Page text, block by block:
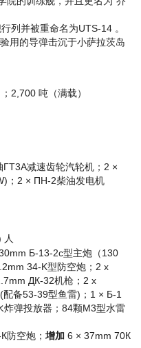
并被重命名为UTS-14 。
用的导弹击沉于小萨拉茨岛
2,700 吨（满载）
减速齿轮汽轮机；2 ×
；2 × ПН-2柴油发电机
人
Б-13-2с型主炮（130
34-K型防空炮；2 x
ДК-32机枪；2 x
备53-39型鱼雷)；1 × Б-1
弹投放器；84颗М3型水雷
空炮； 增加 6 × 37mm 70К